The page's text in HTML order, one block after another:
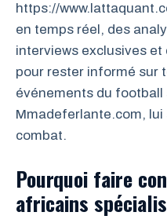
https://
en temps réel, des
interviews exclusives
pour rester informé sur
événements du football
Mmadeferlante.com, lui
combat.
Pourquoi faire
africains